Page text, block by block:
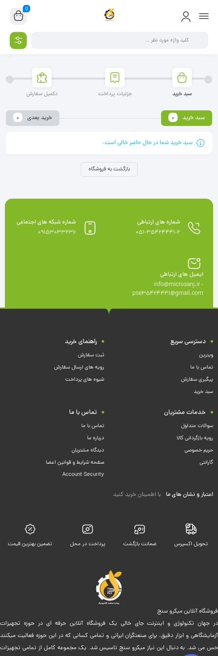
0
سبد خرید جزئیات پرداخت تکمیل سفارش
سبد خرید 0 خرید بعدی 0
سبد خرید شما در حال حاضر خالی است.
بازگشت به فروشگاه
شماره های ارتباطی
051-35424441-2
شماره شبکه های اجتماعی
09153033236
ایمیل های ارتباطی
info@microsanj.ir -
pse35424441@gmail.com
دسترسی سریع
ویترین
تماس با ما
پیگیری سفارش
سبد خرید
راهنمای خرید
ثبت سفارش
رویه های ارسال سفارش
شیوه های پرداخت
خدمات مشتریان
سوالات متداول
رویه بازگردانی کالا
حریم خصوصی
گارانتی
تماس با ما
تماس با ما
درباره ما
دیدگاه مشتریان
صفحه شرایط و قوانین اعضا
Account Security
اعتبار و نشان های ما با اطمینان خرید کنید
تحویل اکسپرس ضمانت بازگشت پرداخت در محل تضمین بهترین قیمت
فروشگاه آنلاین میکرو سنج
در جهان تکنولوژی و اینترنت جای خالی یک فروشگاه آنلاین حرفه ای در حوزه تجهیزات
آزمایشگاهی و ابزار دقیق، برای صنعتگران ایرانی و تمامی کسانی که در این حوزه فعالیت میکنند
حس می شد. به دنبال این نیاز میکرو سنج تاسیس شد. یک مجموعه کامل از تمامی تجهیزات